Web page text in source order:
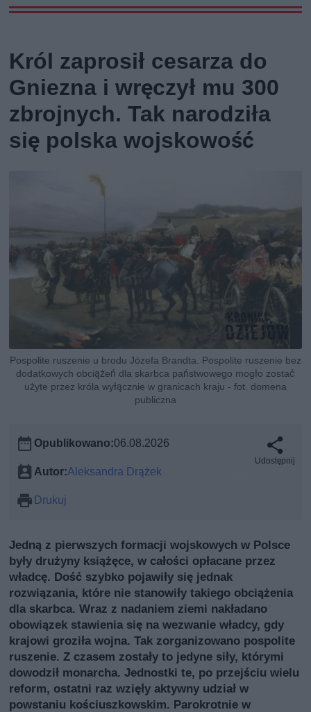
Król zaprosił cesarza do
Gniezna i wręczył mu 300
zbrojnych. Tak narodziła
się polska wojskowość
Pospolite ruszenie u brodu Józefa Brandta. Pospolite ruszenie bez
dodatkowych obciążeń dla skarbca państwowego mogło zostać
użyte przez króla wyłącznie w granicach kraju - fot. domena
publiczna
Opublikowano:06.08.2026
Autor:Aleksandra Drążek
Drukuj
Udostępnij
Jedną z pierwszych formacji wojskowych w Polsce
były drużyny książęce, w całości opłacane przez
władcę. Dość szybko pojawiły się jednak
rozwiązania, które nie stanowiły takiego obciążenia
dla skarbca. Wraz z nadaniem ziemi nakładano
obowiązek stawienia się na wezwanie władcy, gdy
krajowi groziła wojna. Tak zorganizowano pospolite
ruszenie. Z czasem zostały to jedyne siły, którymi
dowodził monarcha. Jednostki te, po przejściu wielu
reform, ostatni raz wzięły aktywny udział w
powstaniu kościuszkowskim. Parokrotnie w